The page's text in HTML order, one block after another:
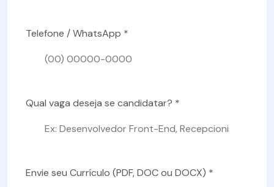
Telefone / WhatsApp *
Qual vaga deseja se candidatar? *
Envie seu Currículo (PDF, DOC ou DOCX) *